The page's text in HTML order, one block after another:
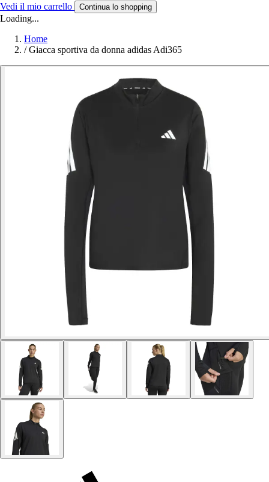
Vedi il mio carrello Continua lo shopping
Loading...
Home
/ Giacca sportiva da donna adidas Adi365